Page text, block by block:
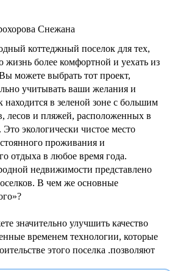
Снежана
коттеджный поселок для тех,
жизнь более комфортной и уехать из
можете выбрать тот проект,
учитывать ваши желания и
в зеленой зоне с большим
лесов и пляжей, расположенных в
экологически чистое место
проживания и
отдыха в любое время года.
недвижимости представлено
В чем же основные
значительно улучшить качество
временем технологии, которые
этого поселка ,позволяют